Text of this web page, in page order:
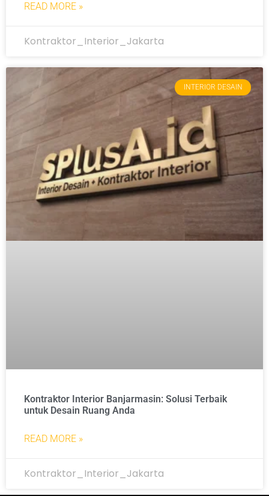
READ MORE »
Kontraktor_Interior_Jakarta
INTERIOR DESAIN
Kontraktor Interior Banjarmasin: Solusi Terbaik
untuk Desain Ruang Anda
READ MORE »
Kontraktor_Interior_Jakarta